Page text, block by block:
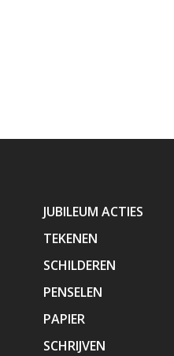
JUBILEUM ACTIES
TEKENEN
SCHILDEREN
PENSELEN
PAPIER
SCHRIJVEN